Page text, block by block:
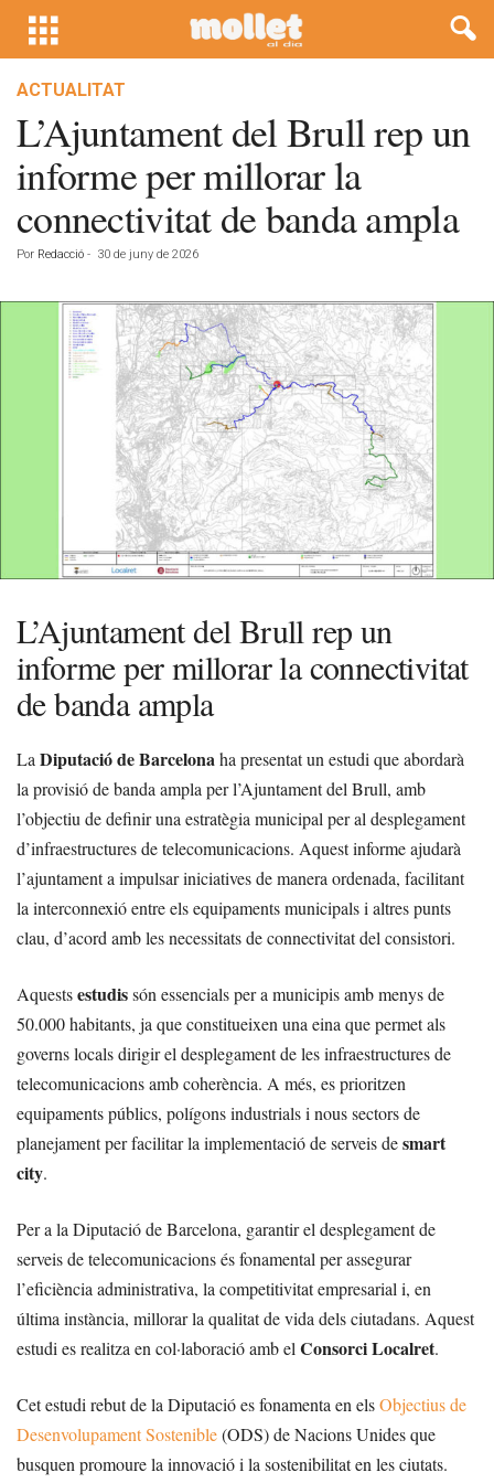
ACTUALITAT
L’Ajuntament del Brull rep un
informe per millorar la
connectivitat de banda ampla
Por Redacció - 30 de juny de 2026
L’Ajuntament del Brull rep un
informe per millorar la connectivitat
de banda ampla
La Diputació de Barcelonaha presentat un estudi que abordarà
la provisió de banda ampla per l’Ajuntament del Brull, amb
l’objectiu de definir una estratègia municipal per al desplegament
d’infraestructures de telecomunicacions. Aquest informe ajudarà
l’ajuntament a impulsar iniciatives de manera ordenada, facilitant
la interconnexió entre els equipaments municipals i altres punts
clau, d’acord amb les necessitats de connectivitat del consistori.
Aquestsestudissón essencials per a municipis amb menys de
50.000 habitants, ja que constitueixen una eina que permet als
governs locals dirigir el desplegament de les infraestructures de
telecomunicacions amb coherència. A més, es prioritzen
equipaments públics, polígons industrials i nous sectors de
planejament per facilitar la implementació de serveis desmart
city.
Per a la Diputació de Barcelona, garantir el desplegament de
serveis de telecomunicacions és fonamental per assegurar
l’eficiència administrativa, la competitivitat empresarial i, en
última instància, millorar la qualitat de vida dels ciutadans. Aquest
estudi es realitza en col·laboració amb el Consorci Localret.
Cet estudi rebut de la Diputació es fonamenta en elsObjectius de
Desenvolupament Sostenible(ODS) de Nacions Unides que
busquen promoure la innovació i la sostenibilitat en les ciutats.